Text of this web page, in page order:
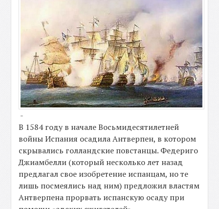
-
В 1584 году в начале Восьмидесятилетней
войны Испания осадила Антверпен, в котором
скрывались голландские повстанцы. Федериго
Джиамбелли (который несколько лет назад
предлагал свое изобретение испанцам, но те
лишь посмеялись над ним) предложил властям
Антверпена прорвать испанскую осаду при